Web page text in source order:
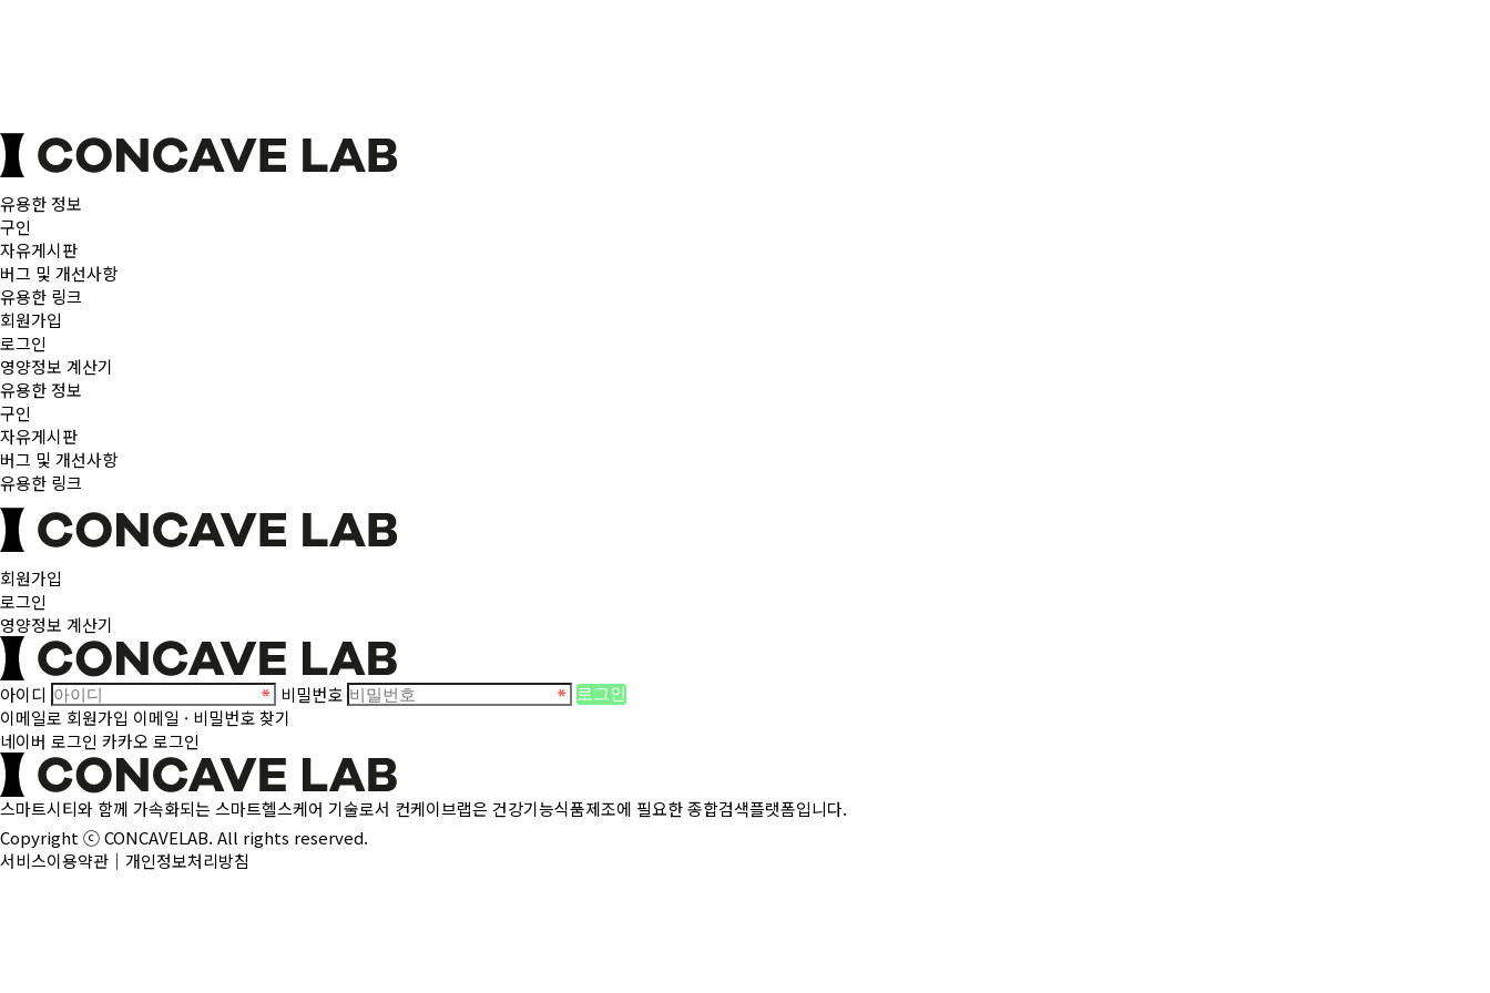
유용한 정보
구인
자유게시판
버그 및 개선사항
유용한 링크
회원가입
로그인
영양정보 계산기
유용한 정보
구인
자유게시판
버그 및 개선사항
유용한 링크
회원가입
로그인
영양정보 계산기
아이디 비밀번호 로그인
이메일로 회원가입 이메일 · 비밀번호 찾기
네이버 로그인 카카오 로그인
스마트시티와 함께 가속화되는 스마트헬스케어 기술로서 컨케이브랩은 건강기능식품제조에 필요한 종합검색플랫폼입니다.
Copyright ⓒ CONCAVELAB. All rights reserved.
서비스이용약관 ｜ 개인정보처리방침